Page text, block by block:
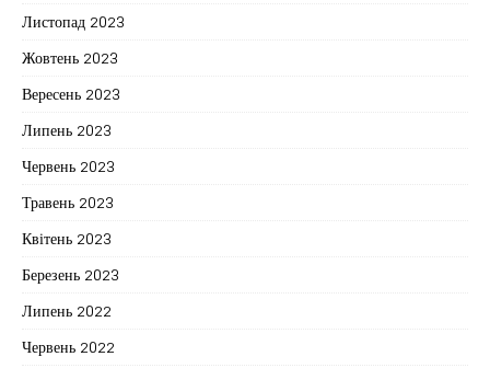
Листопад 2023
Жовтень 2023
Вересень 2023
Липень 2023
Червень 2023
Травень 2023
Квітень 2023
Березень 2023
Липень 2022
Червень 2022